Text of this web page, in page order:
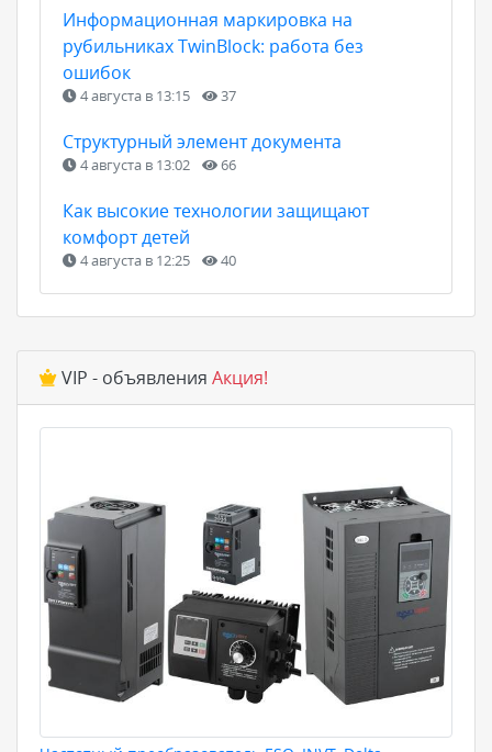
Информационная маркировка на
рубильниках TwinBlock: работа без
ошибок
4 августа в 13:15 37
Структурный элемент документа
4 августа в 13:02 66
Как высокие технологии защищают
комфорт детей
4 августа в 12:25 40
VIP - объявления Акция!